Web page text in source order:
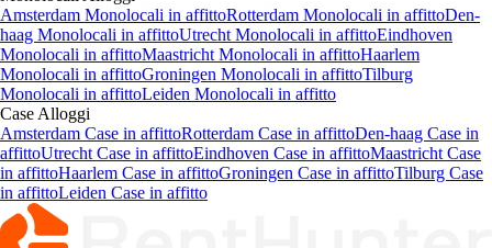
Amsterdam Monolocali in affittoRotterdam Monolocali in affittoDen-
haag Monolocali in affittoUtrecht Monolocali in affittoEindhoven
Monolocali in affittoMaastricht Monolocali in affittoHaarlem
Monolocali in affittoGroningen Monolocali in affittoTilburg
Monolocali in affittoLeiden Monolocali in affitto
Case Alloggi
Amsterdam Case in affittoRotterdam Case in affittoDen-haag Case in
affittoUtrecht Case in affittoEindhoven Case in affittoMaastricht Case
in affittoHaarlem Case in affittoGroningen Case in affittoTilburg Case
in affittoLeiden Case in affitto